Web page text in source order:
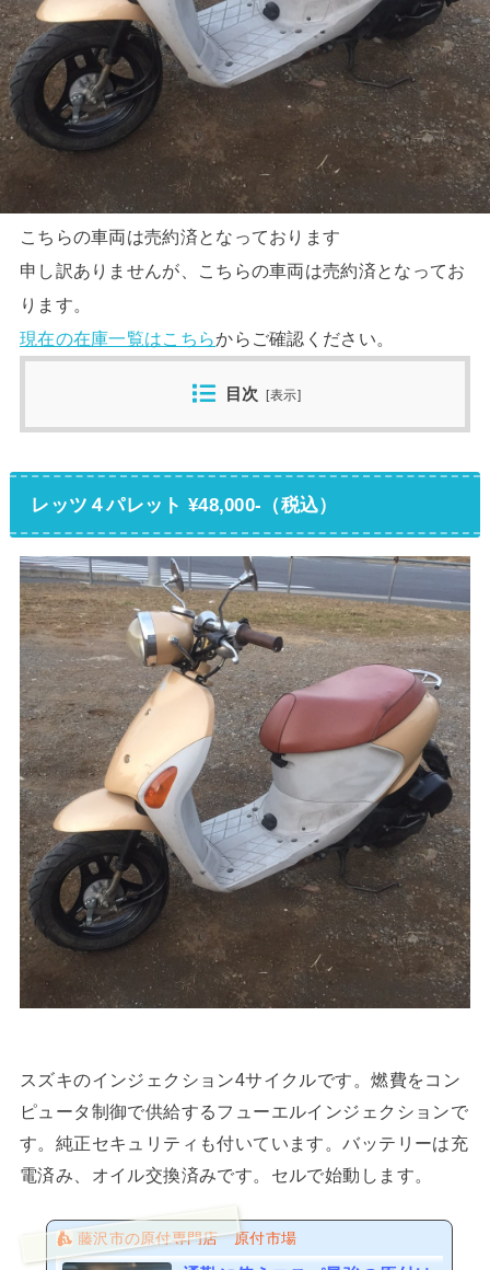
こちらの車両は売約済となっております
申し訳ありませんが、こちらの車両は売約済となってお
ります。
現在の在庫一覧はこちらからご確認ください。
目次 [表示]
レッツ４パレット ¥48,000-（税込）
スズキのインジェクション4サイクルです。燃費をコン
ピュータ制御で供給するフューエルインジェクションで
す。純正セキュリティも付いています。バッテリーは充
電済み、オイル交換済みです。セルで始動します。
藤沢市の原付専門店 原付市場